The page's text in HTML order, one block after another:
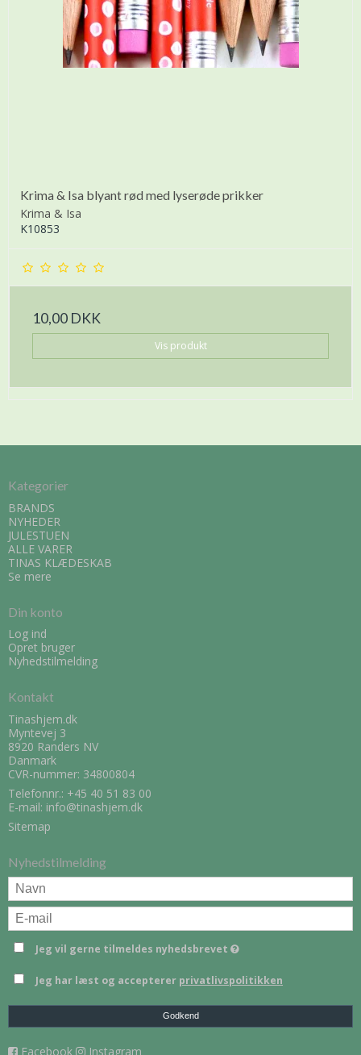
Krima & Isa blyant rød med lyserøde prikker
Krima & Isa
K10853
10,00 DKK
Vis produkt
Kategorier
BRANDS
NYHEDER
JULESTUEN
ALLE VARER
TINAS KLÆDESKAB
Se mere
Din konto
Log ind
Opret bruger
Nyhedstilmelding
Kontakt
Tinashjem.dk
Myntevej 3
8920 Randers NV
Danmark
CVR-nummer: 34800804
Telefonnr.: +45 40 51 83 00
E-mail: info@tinashjem.dk
Sitemap
Nyhedstilmelding
Jeg vil gerne tilmeldes nyhedsbrevet
Jeg har læst og accepterer privatlivspolitikken
Godkend
Facebook Instagram